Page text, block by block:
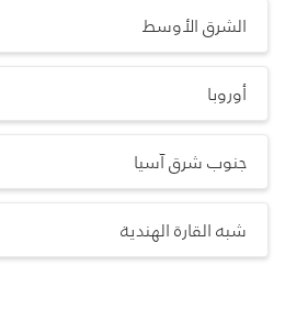
الشرق الأوسط
أوروبا
جنوب شرق آسيا
شبه القارة الهندية